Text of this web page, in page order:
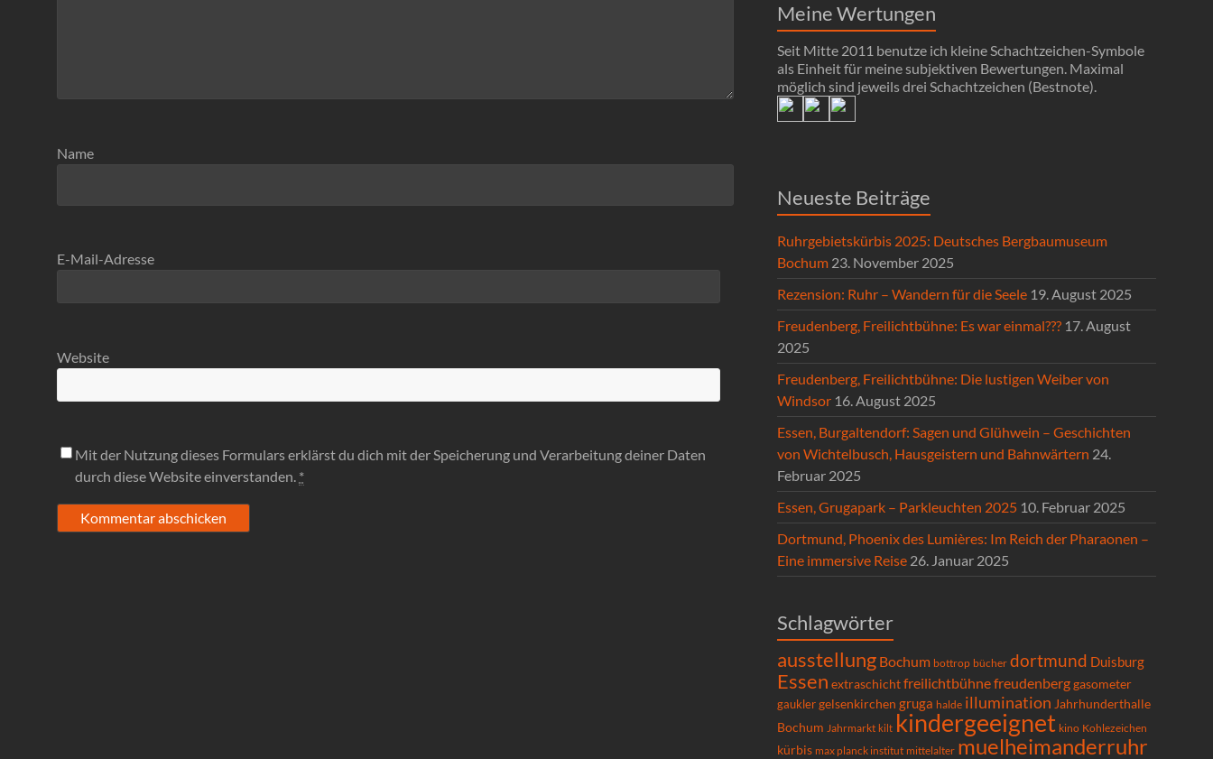
Name
E-Mail-Adresse
Website
Mit der Nutzung dieses Formulars erklärst du dich mit der Speicherung und Verarbeitung deiner Daten
durch diese Website einverstanden. *
Meine Wertungen
Seit Mitte 2011 benutze ich kleine Schachtzeichen-Symbole
als Einheit für meine subjektiven Bewertungen. Maximal
möglich sind jeweils drei Schachtzeichen (Bestnote).
Neueste Beiträge
Ruhrgebietskürbis 2025: Deutsches Bergbaumuseum
Bochum 23. November 2025
Rezension: Ruhr – Wandern für die Seele 19. August 2025
Freudenberg, Freilichtbühne: Es war einmal??? 17. August
2025
Freudenberg, Freilichtbühne: Die lustigen Weiber von
Windsor 16. August 2025
Essen, Burgaltendorf: Sagen und Glühwein – Geschichten
von Wichtelbusch, Hausgeistern und Bahnwärtern 24.
Februar 2025
Essen, Grugapark – Parkleuchten 2025 10. Februar 2025
Dortmund, Phoenix des Lumières: Im Reich der Pharaonen –
Eine immersive Reise 26. Januar 2025
Schlagwörter
ausstellung Bochum bottrop bücher dortmund Duisburg
Essen extraschichtfreilichtbühnefreudenberggasometer
gauklergelsenkirchen gruga halde illumination Jahrhunderthalle
Bochum Jahrmarkt kilt kindergeeignet kino Kohlezeichen
kürbis max planck institut mittelalter muelheimanderruhr